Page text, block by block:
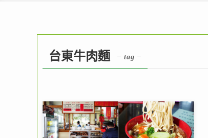
台東牛肉麵 – tag –